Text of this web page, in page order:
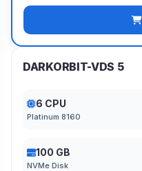
DARKORBIT-VDS 5
6 CPU
Platinum 8160
100 GB
NVMe Disk